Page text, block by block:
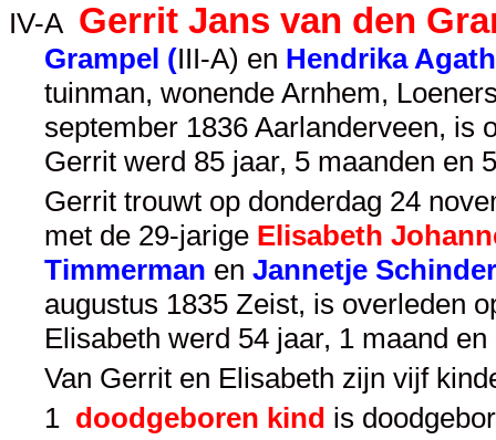
IV-A Gerrit Jans van den
Grampel (III-A) en Hendrika
tuinman, wonende Arnhem,
september 1836 Aarlanderveen, is
Gerrit werd 85 jaar, 5 maanden en
Gerrit trouwt op donderdag 24
met de 29-jarige Elisabeth
Timmerman en Jannetje
augustus 1835 Zeist, is overleden
Elisabeth werd 54 jaar, 1 maand en
Van Gerrit en Elisabeth zijn vijf
1 doodgeboren kind is